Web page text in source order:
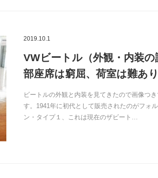
2019.10.1
VWビートル（外観・内装の
部座席は窮屈、荷室は難あり
ビートルの外観と内装を見てきたので画像つ
す。1941年に初代として販売されたのがフォ
ン・タイプ１、これは現在のザビート…